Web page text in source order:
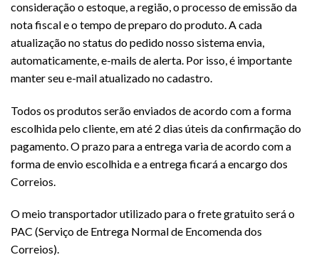
consideração o estoque, a região, o processo de emissão da
nota fiscal e o tempo de preparo do produto. A cada
atualização no status do pedido nosso sistema envia,
automaticamente, e-mails de alerta. Por isso, é importante
manter seu e-mail atualizado no cadastro.
Todos os produtos serão enviados de acordo com a forma
escolhida pelo cliente, em até 2 dias úteis da confirmação do
pagamento. O prazo para a entrega varia de acordo com a
forma de envio escolhida e a entrega ficará a encargo dos
Correios.
O meio transportador utilizado para o frete gratuito será o
PAC (Serviço de Entrega Normal de Encomenda dos
Correios).